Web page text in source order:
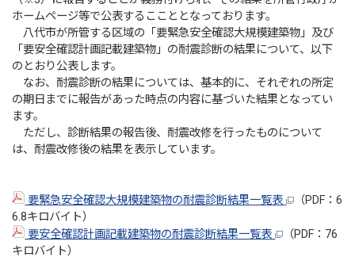
ホームページ等で公表するここととなっております。
八代市が所管する区域の「要緊急安全確認大規模建築物」及び
「要安全確認計画記載建築物」の耐震診断の結果について、以下
のとおり公表します。
なお、耐震診断の結果については、基本的に、それぞれの所定
の期日までに報告があった時点の内容に基づいた結果となってい
ます。
ただし、診断結果の報告後、耐震改修を行ったものについて
は、耐震改修後の結果を表示しています。
要緊急安全確認大規模建築物の耐震診断結果一覧表
（PDF：6
6.8キロバイト）
要安全確認計画記載建築物の耐震診断結果一覧表
（PDF：76
キロバイト）